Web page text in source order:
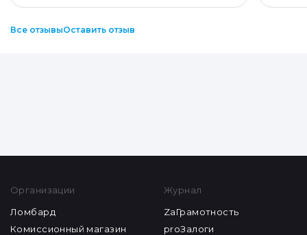
Все отзывыОставить отзыв
Организации
Ломбард
Комиссионный магазин
Журнал
ZaГрамотность
proЗалоги